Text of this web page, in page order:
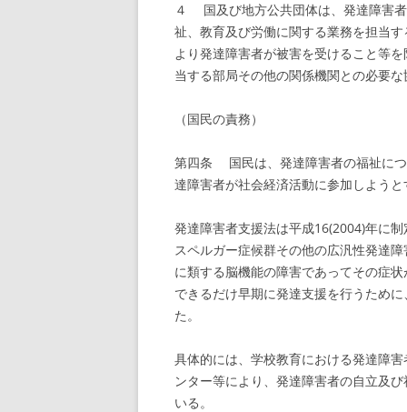
４ 国及び地方公共団体は、発達障害
祉、教育及び労働に関する業務を担当
より発達障害者が被害を受けること等
当する部局その他の関係機関との必要な
（国民の責務）
第四条 国民は、発達障害者の福祉に
達障害者が社会経済活動に参加しよう
発達障害者支援法は平成16(2004)年に
スペルガー症候群その他の広汎性発達
に類する脳機能の障害であってその症
できるだけ早期に発達支援を行うため
た。
具体的には、学校教育における発達障
ンター等により、発達障害者の自立及
いる。